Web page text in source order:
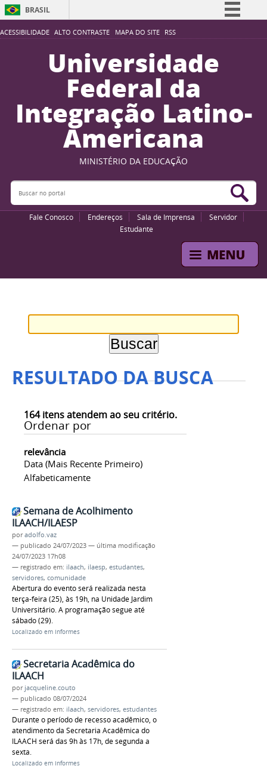
ACESSIBILIDADE ALTO CONTRASTE MAPA DO SITE RSS
BRASIL
Simplifique!
Participe
Acesso à informação
Legislação
Canais
Universidade
Federal da
Integração Latino-
Americana
MINISTÉRIO DA EDUCAÇÃO
Buscar no portal
Fale Conosco Endereços Sala de Imprensa
Servidor
Estudante
RESULTADO DA BUSCA
164itens atendem ao seu critério.
Ordenar por
relevância
Data (mais Recente Primeiro)
Alfabeticamente
Semana de Acolhimento
ILAACH/ILAESP
poradolfo.vaz
— publicado 24/07/2023 — última modificação
24/07/2023 17h08
— registrado em: ilaach, ilaesp, estudantes,
servidores, comunidade
Abertura do evento será realizada nesta
terça-feira (25), às 19h, na Unidade Jardim
Universitário. A programação segue até
sábado (29).
Localizado em Informes
Secretaria Acadêmica do
ILAACH
por jacqueline.couto
— publicado 08/07/2024
— registrado em: ilaach, servidores, estudantes
Durante o período de recesso acadêmico, o
atendimento da Secretaria Acadêmica do
ILAACH será das 9h às 17h, de segunda a
sexta.
Localizado em Informes